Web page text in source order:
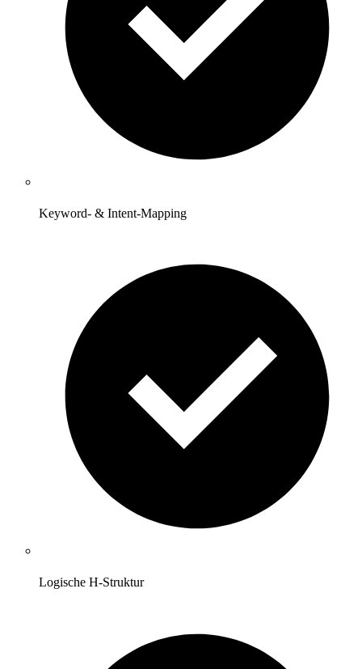
Keyword- & Intent-Mapping
Logische H-Struktur